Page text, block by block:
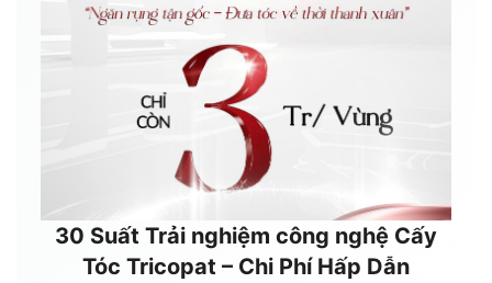
30 Suất Trải nghiệm công nghệ Cấy
Tóc Tricopat – Chi Phí Hấp Dẫn